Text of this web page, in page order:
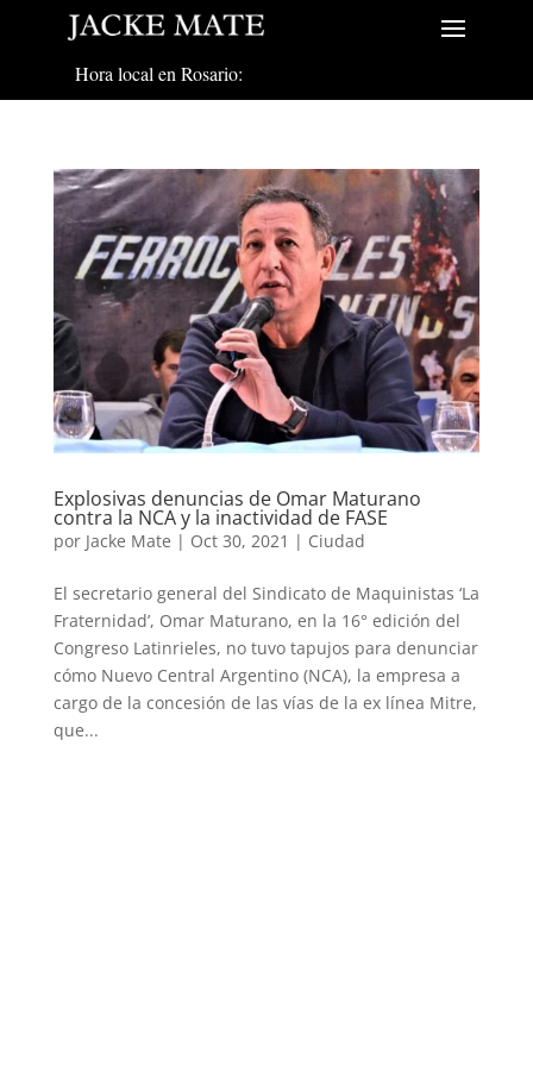
Hora local en Rosario:
Explosivas denuncias de Omar Maturano
contra la NCA y la inactividad de FASE
por Jacke Mate | Oct 30, 2021 | Ciudad
El secretario general del Sindicato de Maquinistas ‘La
Fraternidad’, Omar Maturano, en la 16° edición del
Congreso Latinrieles, no tuvo tapujos para denunciar
cómo Nuevo Central Argentino (NCA), la empresa a
cargo de la concesión de las vías de la ex línea Mitre,
que...